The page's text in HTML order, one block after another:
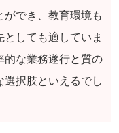
でき、教育環境も
しても適していま
的な業務遂行と質の
択肢といえるでし